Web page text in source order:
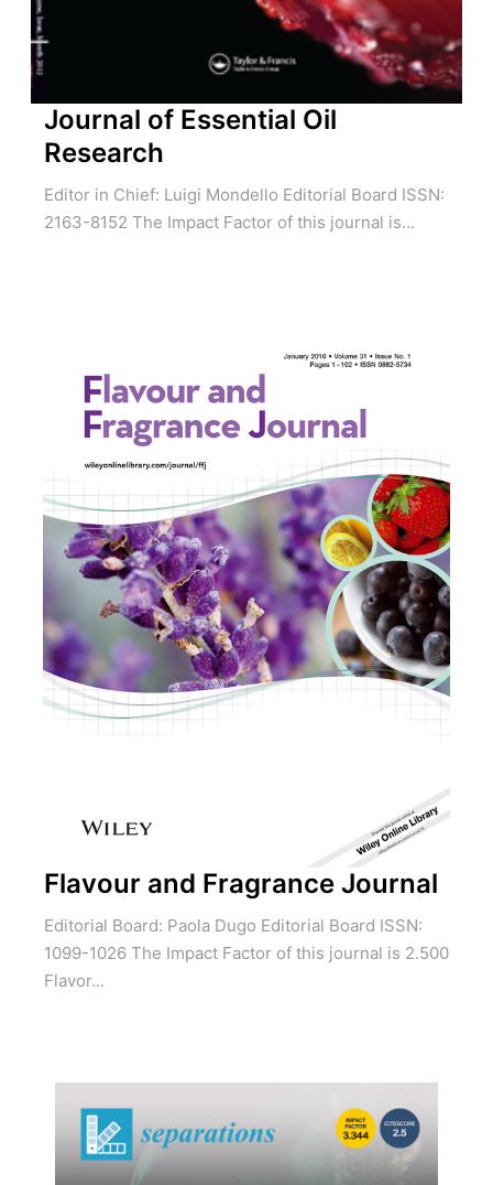
Journal of Essential Oil
Research
Editor in Chief: Luigi Mondello Editorial Board ISSN:
2163-8152 The Impact Factor of this journal is...
Flavour and Fragrance Journal
Editorial Board: Paola Dugo Editorial Board ISSN:
1099-1026 The Impact Factor of this journal is 2.500
Flavor...